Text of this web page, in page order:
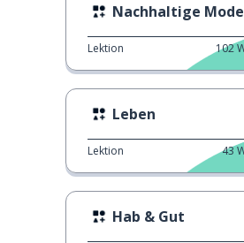
Nachhaltige Mode
Lektion 102
Leben
Lektion 43
Hab & Gut